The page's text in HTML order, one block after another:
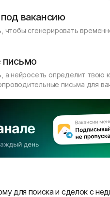
вакансию
чтобы сгенерировать
письмо
а нейросеть определит твою
письма для
для поиска и сделок с